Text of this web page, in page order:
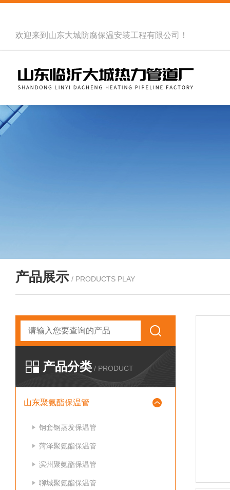
欢迎来到 山东大城防腐保温安装工程有限公司 ！
产品展示 / PRODUCTS PLAY
产品分类 / PRODUCT
山东聚氨酯保温管
钢套钢蒸发保温管
菏泽聚氨酯保温管
滨州聚氨酯保温管
聊城聚氨酯保温管